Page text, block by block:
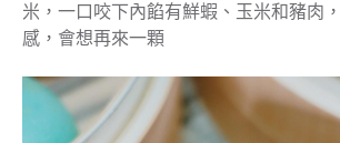
米，一口咬下內餡有鮮蝦、玉米和豬肉
感，會想再來一顆